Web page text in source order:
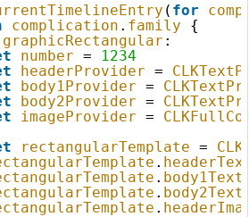
( for
complication . family
{
graphicRectangular :
number =
1234
headerProvider =
body1Provider =
body2Provider =
imageProvider =
rectangularTemplate =
.
.
.
.